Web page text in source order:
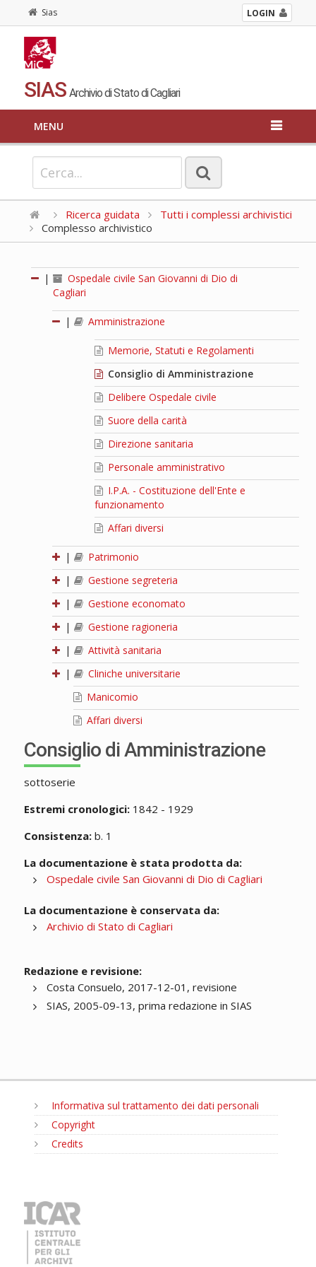
Sias LOGIN
SIAS Archivio di Stato di Cagliari
MENU
Ricerca guidata
Tutti i complessi archivistici
Complesso archivistico
|
Ospedale civile San Giovanni di Dio di
Cagliari
| Amministrazione
Memorie, Statuti e Regolamenti
Consiglio di Amministrazione
Delibere Ospedale civile
Suore della carità
Direzione sanitaria
Personale amministrativo
I.P.A. - Costituzione dell'Ente e
funzionamento
Affari diversi
|
Patrimonio
|
Gestione segreteria
|
Gestione economato
|
Gestione ragioneria
|
Attività sanitaria
|
Cliniche universitarie
Manicomio
Affari diversi
Consiglio di Amministrazione
sottoserie
Estremi cronologici:1842 - 1929
Consistenza:b. 1
La documentazione è stata prodotta da:
Ospedale civile San Giovanni di Dio di Cagliari
La documentazione è conservata da:
Archivio di Stato di Cagliari
Redazione e revisione:
Costa Consuelo, 2017-12-01, revisione
SIAS, 2005-09-13, prima redazione in SIAS
Informativa sul trattamento dei dati personali
Copyright
Credits